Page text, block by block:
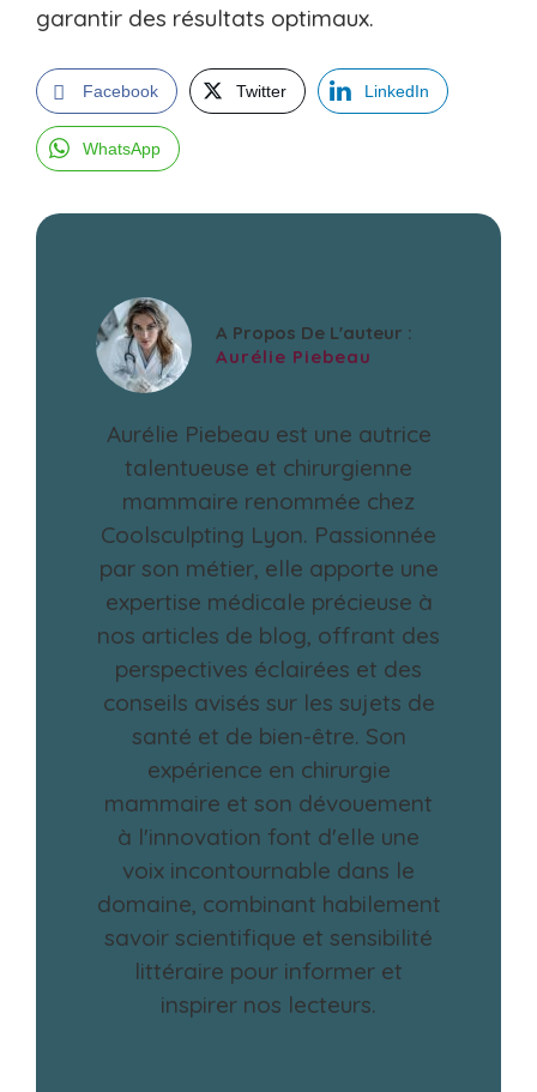
garantir des résultats optimaux.
Facebook Twitter LinkedIn
WhatsApp
A Propos De L'auteur :
Aurélie Piebeau
Aurélie Piebeau est une autrice
talentueuse et chirurgienne
mammaire renommée chez
Coolsculpting Lyon. Passionnée
par son métier, elle apporte une
expertise médicale précieuse à
nos articles de blog, offrant des
perspectives éclairées et des
conseils avisés sur les sujets de
santé et de bien-être. Son
expérience en chirurgie
mammaire et son dévouement
à l'innovation font d'elle une
voix incontournable dans le
domaine, combinant habilement
savoir scientifique et sensibilité
littéraire pour informer et
inspirer nos lecteurs.